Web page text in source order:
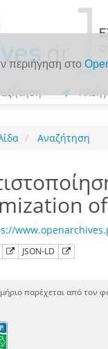
περιήγηση στο
Αναζήτηση
JSON-LD
παρέχεται από τον